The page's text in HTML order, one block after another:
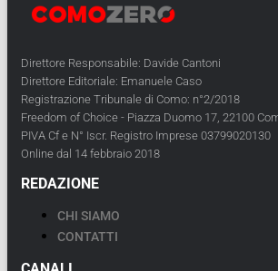
Direttore Responsabile: Davide Cantoni
Direttore Editoriale: Emanuele Caso
Registrazione Tribunale di Como: n°2/2018
Freedom of Choice - Piazza Duomo 17, 22100
PIVA Cf e N° Iscr. Registro Imprese 03799020130
Online dal 14 febbraio 2018
REDAZIONE
CHI SIAMO
CONTATTI